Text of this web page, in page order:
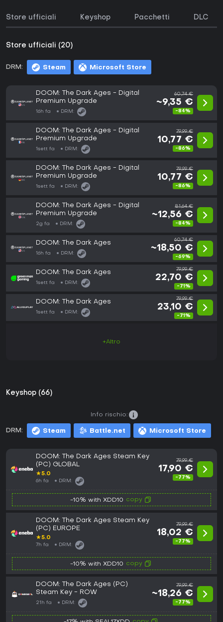
Store ufficiali Keyshop Pacchetti DLC
Store ufficiali (20)
DRM: Steam Microsoft Store
DOOM: The Dark Ages - Digital
Premium Upgrade
16h fa DRM:
60,74 €
~9,35 €
-84%
DOOM: The Dark Ages - Digital
Premium Upgrade
1sett fa DRM:
79,99 €
10,77 €
-86%
DOOM: The Dark Ages - Digital
Premium Upgrade
1sett fa DRM:
79,99 €
10,77 €
-86%
DOOM: The Dark Ages - Digital
Premium Upgrade
2g fa DRM:
81,64 €
~12,56 €
-84%
DOOM: The Dark Ages
16h fa DRM:
60,74 €
~18,50 €
-69%
DOOM: The Dark Ages
1sett fa DRM:
79,99 €
22,70 €
-71%
DOOM: The Dark Ages
1sett fa DRM:
79,99 €
23,10 €
-71%
+Altro
Keyshop (66)
DRM: Steam Battle.net Microsoft Store
Info rischio:
DOOM: The Dark Ages Steam Key
(PC) GLOBAL
★5.0
6h fa DRM:
79,99 €
17,90 €
-77%
-10% with XDD10 copy
DOOM: The Dark Ages Steam Key
(PC) EUROPE
★5.0
7h fa DRM:
79,99 €
18,02 €
-77%
-10% with XDD10 copy
DOOM: The Dark Ages (PC)
Steam Key - ROW
21h fa DRM:
79,99 €
~18,26 €
-77%